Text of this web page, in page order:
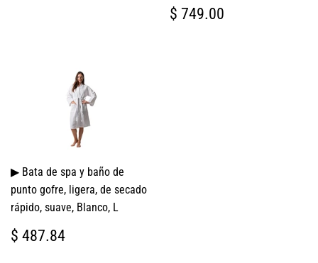
PRECIO
HABITUAL
$ 749.00
▶ Bata de spa y baño de
punto gofre, ligera, de secado
rápido, suave, Blanco, L
PRECIO
HABITUAL
$ 487.84